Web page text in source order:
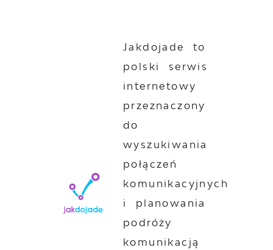
Jakdojade to
polski serwis
internetowy
przeznaczony
do
wyszukiwania
połączeń
komunikacyjnych
i planowania
podróży
komunikacją